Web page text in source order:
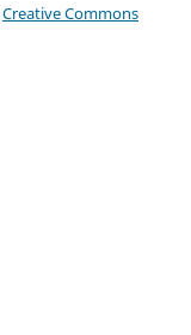
Creative Commons